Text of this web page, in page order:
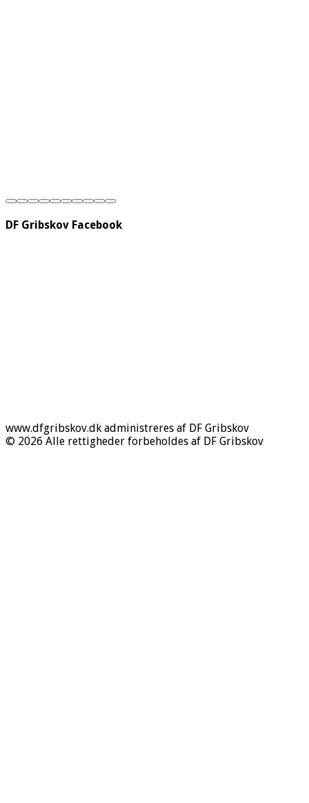
DF Gribskov Facebook
www.dfgribskov.dk administreres af DF Gribskov
© 2026 Alle rettigheder forbeholdes af DF Gribskov